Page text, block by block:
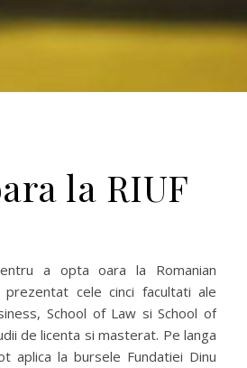
la RIUF
a opta oara la Romanian
cele cinci facultati ale
School of Law si School of
de licenta si masterat. Pe langa
la bursele Fundatiei Dinu